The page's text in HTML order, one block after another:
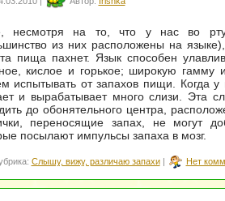
несмотря на то, что у нас во рту
из них расположены на
пища пахнет. Язык способен
кислое и горькое; широкую
испытывать от запахов пищи. Когда
и вырабатывает много слизи. Эта
до обонятельного центра,
переносящие запах, не могут
посылают импульсы запаха в мозг.
Слышу, вижу, различаю запахи| Нет